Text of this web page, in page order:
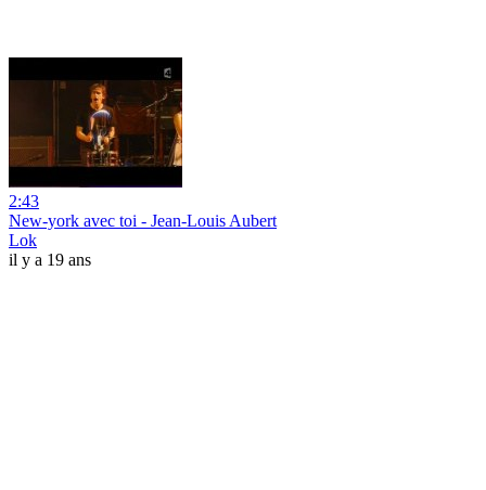
2:43
New-york avec toi - Jean-Louis Aubert
Lok
il y a 19 ans